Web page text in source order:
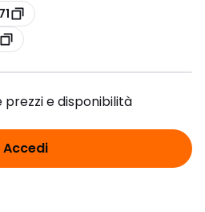
prezzi e disponibilità
Accedi